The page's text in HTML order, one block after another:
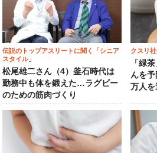
伝説のトップアスリートに聞く「シニア
スタイル」
松尾雄二さん（4）釜石時代は
勤務中も体を鍛えた…ラグビー
のための筋肉づくり
クスリ
「緑
んを
万人